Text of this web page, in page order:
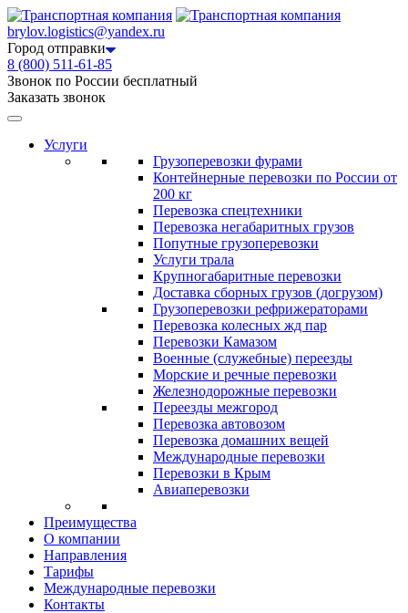
brylov.logistics@yandex.ru
Город отправки
8 (800) 511-61-85
Звонок по России бесплатный
Заказать звонок
Услуги
Грузоперевозки фурами
Контейнерные перевозки по России от
200 кг
Перевозка спецтехники
Перевозка негабаритных грузов
Попутные грузоперевозки
Услуги трала
Крупногабаритные перевозки
Доставка сборных грузов (догрузом)
Грузоперевозки рефрижераторами
Перевозка колесных жд пар
Перевозки Камазом
Военные (служебные) переезды
Морские и речные перевозки
Железнодорожные перевозки
Переезды межгород
Перевозка автовозом
Перевозка домашних вещей
Международные перевозки
Перевозки в Крым
Авиаперевозки
Преимущества
О компании
Направления
Тарифы
Международные перевозки
Контакты